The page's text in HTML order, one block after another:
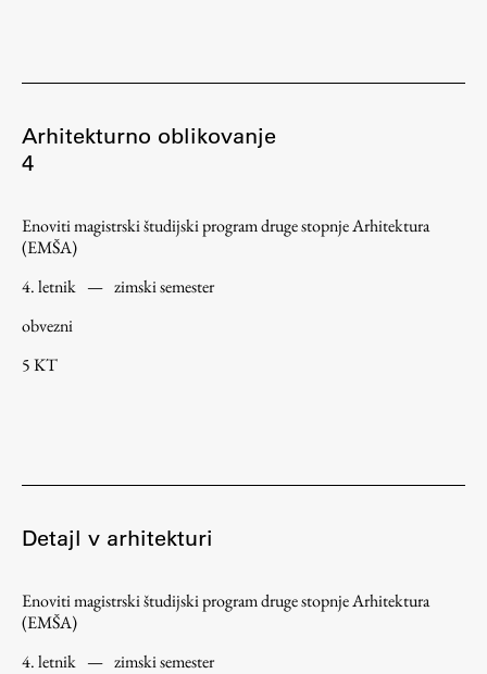
Arhitekturno oblikovanje
4
Enoviti magistrski študijski program druge stopnje Arhitektura
(EMŠA)
4. letnik — zimski semester
obvezni
5 KT
Detajl v arhitekturi
Enoviti magistrski študijski program druge stopnje Arhitektura
(EMŠA)
4. letnik — zimski semester